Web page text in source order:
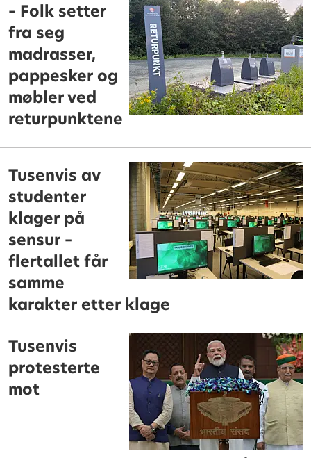
– Folk setter
fra seg
madrasser,
pappesker og
møbler ved
returpunktene
Tusenvis av
studenter
klager på
sensur –
flertallet får
samme
karakter etter klage
Tusenvis
protesterte
mot